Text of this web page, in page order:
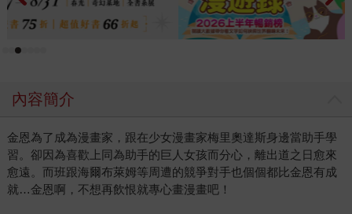
內容簡介
金恩為了成為漫畫家，跟在少女漫畫家梅里奧達斯身邊當助手學
習。卻因為喜歡上同為助手的巨人女孩而分心，離出道之日愈來
愈遠。而班跟海爾布萊姆等周遭的競爭對手也個個都比金恩有成
就…金恩啊，不想再飲恨就專心畫漫畫吧！